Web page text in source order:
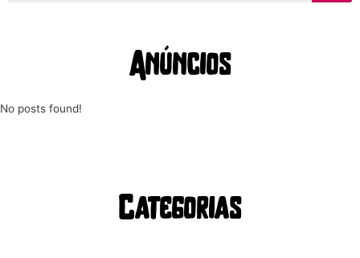
Anúncios
No posts found!
Categorias